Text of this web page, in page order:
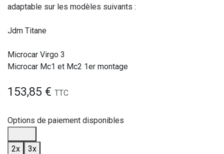
adaptable sur les modèles suivants :
Jdm Titane
Microcar Virgo 3
Microcar Mc1 et Mc2 1er montage
153,85 € TTC
Options de paiement disponibles
2x
3x